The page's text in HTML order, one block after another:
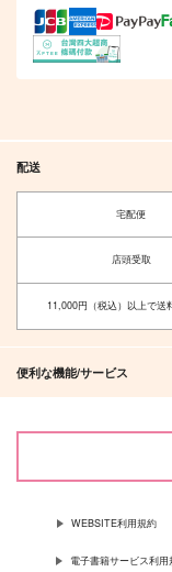
配送
宅配便
店頭受取
11,000円（税込）以上で送
便利な機能/サービス
WEBSITE利用規約
電子書籍サービス利用